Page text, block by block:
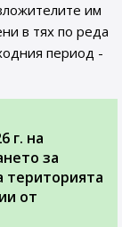
им
в тях по реда
период -
г. на
за
територията
от